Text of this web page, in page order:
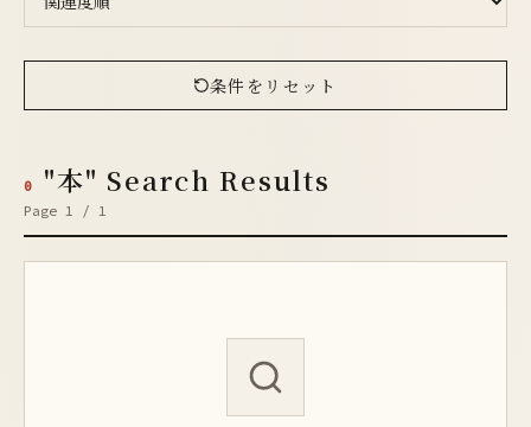
条件をリセット
0 "本" Search Results
Page 1 / 1